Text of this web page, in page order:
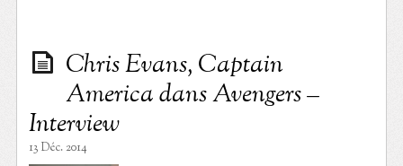
Chris Evans, Captain
America dans Avengers –
Interview
13 Déc. 2014